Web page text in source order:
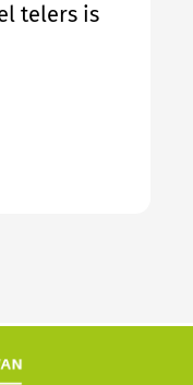
telers is